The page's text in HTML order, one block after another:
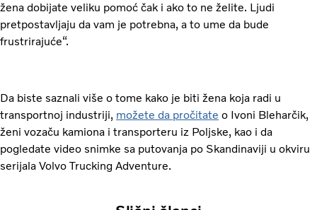
žena dobijate veliku pomoć čak i ako to ne želite. Ljudi
pretpostavljaju da vam je potrebna, a to ume da bude
frustrirajuće“.
Da biste saznali više o tome kako je biti žena koja radi u
transportnoj industriji, možete da pročitate o Ivoni Bleharčik,
ženi vozaču kamiona i transporteru iz Poljske, kao i da
pogledate video snimke sa putovanja po Skandinaviji u okviru
serijala Volvo Trucking Adventure.